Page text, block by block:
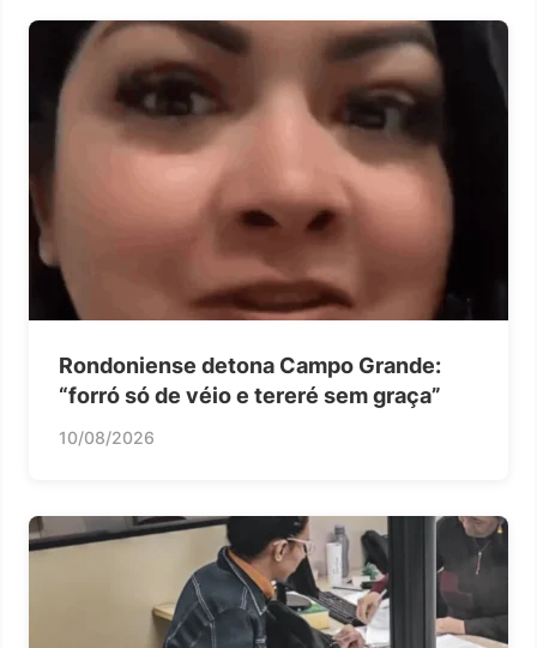
Rondoniense detona Campo Grande:
“forró só de véio e tereré sem graça”
10/08/2026